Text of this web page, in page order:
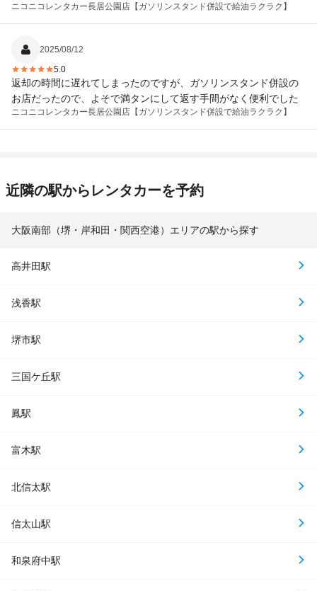
ニコニコレンタカー長居公園店【ガソリンスタンド併設で給油ラクラク】
2025/08/12
5.0
返却の時間に遅れてしまったのですが、ガソリンスタンド併設の
お店だったので、よそで満タンにして返す手間がなく便利でした
ニコニコレンタカー長居公園店【ガソリンスタンド併設で給油ラクラク】
近隣の駅からレンタカーを予約
大阪南部（堺・岸和田・関西空港）エリアの駅から探す
高井田駅
浅香駅
堺市駅
三国ケ丘駅
鳳駅
富木駅
北信太駅
信太山駅
和泉府中駅